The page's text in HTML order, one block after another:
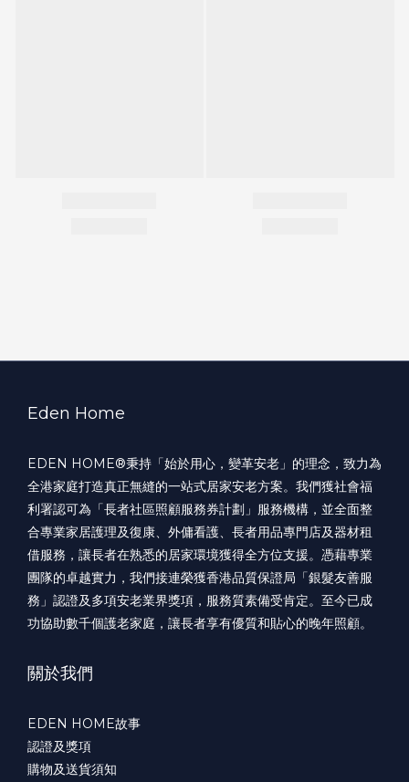
Eden Home
EDEN HOME®️秉持「始於用心，變革安老」的理念，致力為
全港家庭打造真正無縫的一站式居家安老方案。我們獲社會福
利署認可為「長者社區照顧服務券計劃」服務機構，並全面整
合專業家居護理及復康、外傭看護、長者用品專門店及器材租
借服務，讓長者在熟悉的居家環境獲得全方位支援。憑藉專業
團隊的卓越實力，我們接連榮獲香港品質保證局「銀髮友善服
務」認證及多項安老業界獎項，服務質素備受肯定。至今已成
功協助數千個護老家庭，讓長者享有優質和貼心的晚年照顧。
關於我們
EDEN HOME故事
認證及獎項
購物及送貨須知